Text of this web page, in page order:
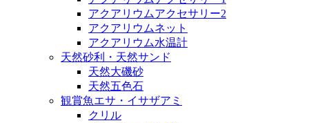
アクアリウムアクセサリー2
アクアリウムネット
アクアリウム水温計
天然砂利・天然サンド
天然大磯砂
天然五色石
観賞魚エサ・イサザアミ
クリル